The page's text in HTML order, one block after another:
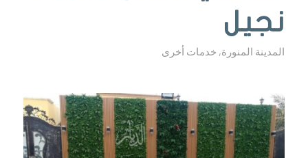
نجيل
المدينة المنورة, خدمات أخرى